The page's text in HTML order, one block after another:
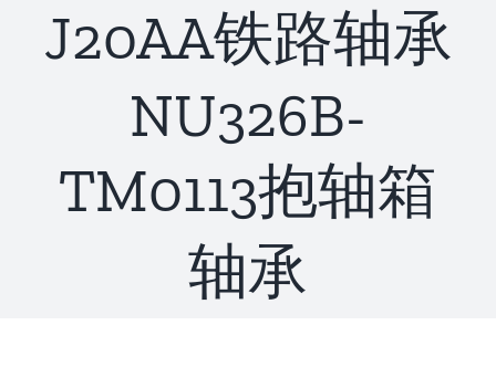
J20AA铁路轴承
NU326B-
TM0113抱轴箱
轴承